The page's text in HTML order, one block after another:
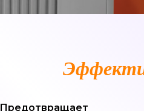
Предотвращает